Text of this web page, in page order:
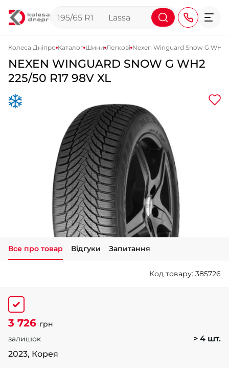
+38 (067) 113-44-44
+38 (095) 276-44-44
+38 (067) 911-14-14
- на Щепкіна
+38 (098) 911-911-0
- на Тополі
+38 (098) 911-911-4
- на Калиновій
+38 (077) 7-184-184
- Донецьке шосе
+38 (050)-911-911-2
+38 (099)-643-33-77
Колеса Дніпро Каталог Шини Легкові Nexen Winguard Snow G WH2
NEXEN WINGUARD SNOW G WH2
225/50 R17 98V XL
Все про товар Відгуки Запитання
Код товару: 385726
3 726 грн
залишок
> 4 шт.
2023, Корея